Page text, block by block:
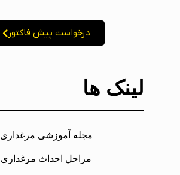
درخواست پیش فاکتور
لینک ها
مجله آموزشی مرغداری
مراحل احداث مرغداری